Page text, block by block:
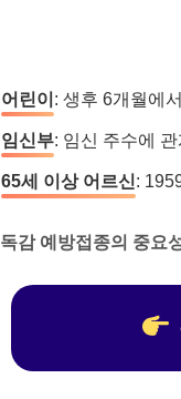
어린이: 생후 6개월에
임신부: 임신 주수에
65세 이상 어르신:
독감 예방접종의 중요